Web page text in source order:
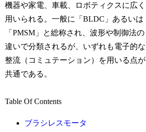
機器や家電、車載、ロボティクスに広く
用いられる。一般に「BLDC」あるいは
「PMSM」と総称され、波形や制御法の
違いで分類されるが、いずれも電子的な
整流（コミュテーション）を用いる点が
共通である。
Table Of Contents
ブラシレスモータ